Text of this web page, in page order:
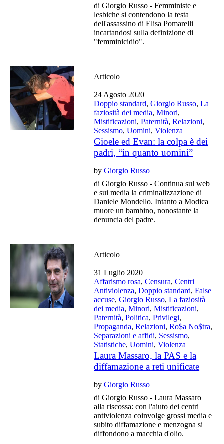
di Giorgio Russo - Femministe e
lesbiche si contendono la testa
dell'assassino di Elisa Pomarelli
incartandosi sulla definizione di
"femminicidio".
Articolo
24 Agosto 2020
Doppio standard,Giorgio Russo,La
faziosità dei media,Minori,
Mistificazioni,Paternità,Relazioni,
Sessismo,Uomini,Violenza
Gioele ed Evan: la colpa è dei
padri, “in quanto uomini”
byGiorgio Russo
di Giorgio Russo - Continua sul web
e sui media la criminalizzazione di
Daniele Mondello. Intanto a Modica
muore un bambino, nonostante la
denuncia del padre.
Articolo
31 Luglio 2020
Affarismo rosa,Censura,Centri
Antiviolenza,Doppio standard,False
accuse,Giorgio Russo,La faziosità
dei media,Minori,Mistificazioni,
Paternità,Politica,Privilegi,
Propaganda,Relazioni,Ro$a No$tra,
Separazioni e affidi, Sessismo,
Statistiche,Uomini,Violenza
Laura Massaro, la PAS e la
diffamazione a reti unificate
byGiorgio Russo
di Giorgio Russo - Laura Massaro
alla riscossa: con l'aiuto dei centri
antiviolenza coinvolge grossi media e
subito diffamazione e menzogna si
diffondono a macchia d'olio.